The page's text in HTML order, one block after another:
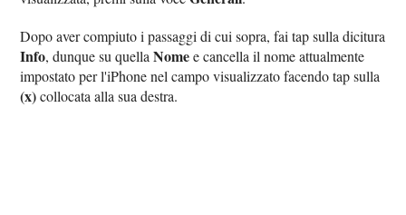
Dopo aver compiuto i passaggi di cui sopra, fai tap sulla dicitura
Info, dunque su quellaNomee cancella il nome attualmente
impostato per l'iPhone nel campo visualizzato facendo tap sulla
(x)collocata alla sua destra.